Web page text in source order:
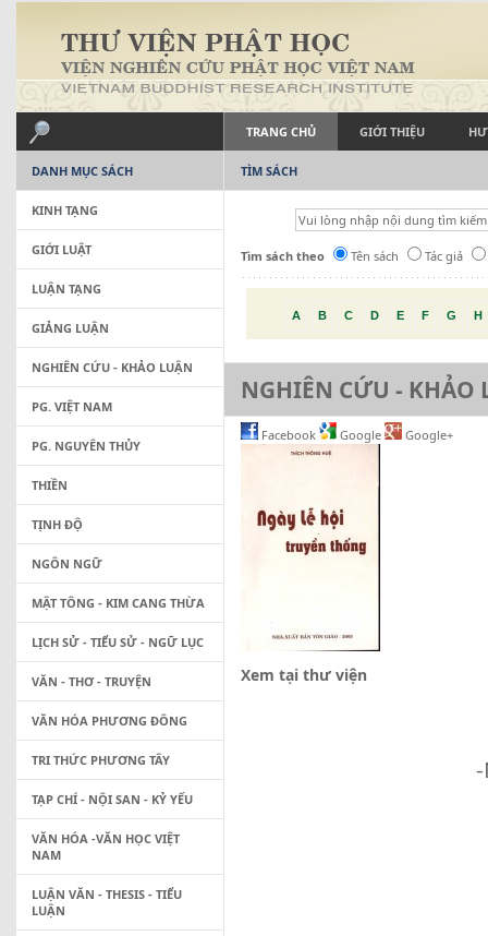
TRANG CHỦ GIỚI THIỆU
TÌM SÁCH
Tìm sách theo Tên sách Tác giả
A B C D E F G H
NGHIÊN CỨU - KHẢO
Facebook Google Google+
Xem tại thư viện
DANH MỤC SÁCH
KINH TẠNG
GIỚI LUẬT
LUẬN TẠNG
GIẢNG LUẬN
NGHIÊN CỨU - KHẢO LUẬN
PG. VIỆT NAM
PG. NGUYÊN THỦY
THIỀN
TỊNH ĐỘ
NGÔN NGỮ
MẬT TÔNG - KIM CANG THỪA
LỊCH SỬ - TIỂU SỬ - NGỮ LỤC
VĂN - THƠ - TRUYỆN
VĂN HÓA PHƯƠNG ĐÔNG
TRI THỨC PHƯƠNG TÂY
TẠP CHÍ - NỘI SAN - KỶ YẾU
VĂN HÓA -VĂN HỌC VIỆT
NAM
LUẬN VĂN - THESIS - TIỂU
LUẬN